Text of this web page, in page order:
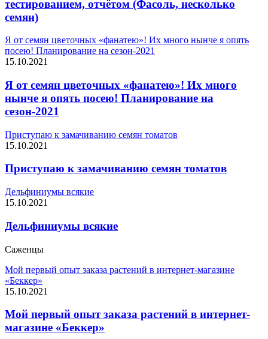
тестированием, отчётом (Фасоль, несколько
семян)
Я от семян цветочных «фанатею»! Их много нынче я опять
посею! Планирование на сезон-2021
15.10.2021
Я от семян цветочных «фанатею»! Их много
нынче я опять посею! Планирование на
сезон-2021
Приступаю к замачиванию семян томатов
15.10.2021
Приступаю к замачиванию семян томатов
Дельфиниумы всякие
15.10.2021
Дельфиниумы всякие
Саженцы
Мой первый опыт заказа растений в интернет-магазине
«Беккер»
15.10.2021
Мой первый опыт заказа растений в интернет-
магазине «Беккер»